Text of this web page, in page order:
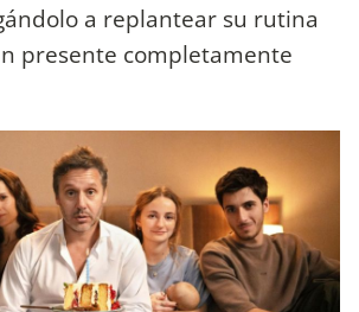
a replantear su rutina
presente completamente